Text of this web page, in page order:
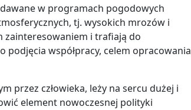
w programach pogodowych
tj. wysokich mrozów i
zainteresowaniem i trafiają do
współpracy, celem opracowania
przez człowieka, leży na sercu dużej i
element nowoczesnej polityki